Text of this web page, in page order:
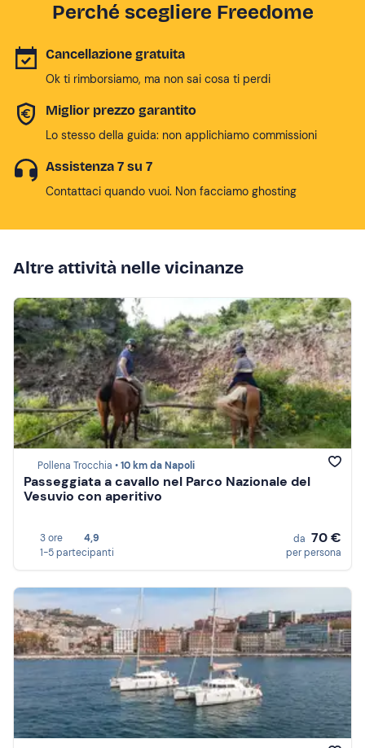
Perché scegliere Freedome
Cancellazione gratuita
Ok ti rimborsiamo, ma non sai cosa ti perdi
Miglior prezzo garantito
Lo stesso della guida: non applichiamo commissioni
Assistenza 7 su 7
Contattaci quando vuoi. Non facciamo ghosting
Altre attività nelle vicinanze
Pollena Trocchia •10 km da Napoli
Passeggiata a cavallo nel Parco Nazionale del
Vesuvio con aperitivo
3 ore
4,9
1-5 partecipanti
da 70 €
per persona